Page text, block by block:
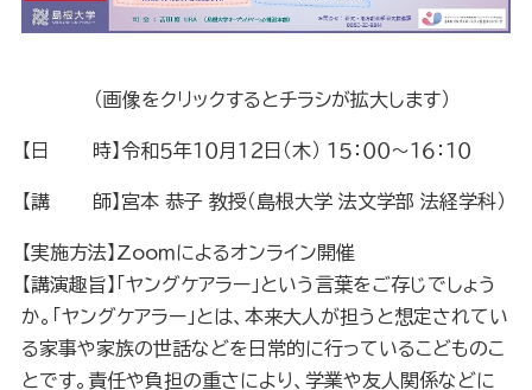
（画像をクリックするとチラシが拡大します）
【日 時】令和５年１０月１２日（木） １５：００～１６：１０
【講 師】宮本 恭子 教授（島根大学 法文学部 法経学科）
【実施方法】Zooｍによるオンライン開催
【講演趣旨】「ヤングケアラー」という言葉をご存じでしょう
か。「ヤングケアラー」とは、本来大人が担うと想定されてい
る家事や家族の世話などを日常的に行っているこどものこ
とです。責任や負担の重さにより、学業や友人関係などに